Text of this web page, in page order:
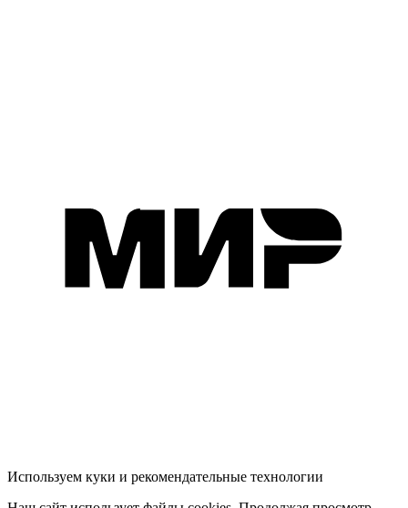
Используем куки и рекомендательные технологии